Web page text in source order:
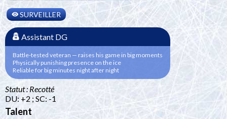
SURVEILLER
Assistant DG
Battle-tested veteran — raises his game in big moments
Physically punishing presence on the ice
Reliable for big minutes night after night
Statut : Recotté
DU: +2 ; SC: -1
Talent